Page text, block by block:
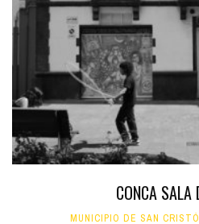
CONCA SALA
MUNICIPIO DE SAN